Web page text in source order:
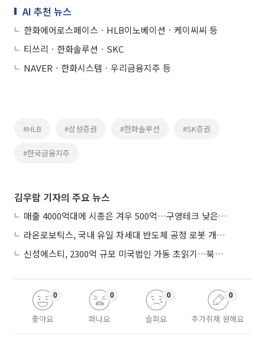
AI 추천 뉴스
한화에어로스페이스ㆍHLB이노베이션ㆍ케이씨씨 등
티쓰리ㆍ한화솔루션ㆍSKC
NAVERㆍ한화시스템ㆍ우리금융지주 등
#HLB #삼성증권 #한화솔루션 #SK증권
#한국금융지주
김우람 기자의 주요 뉴스
매출 4000억대에 시총은 겨우 500억…구영테크 낮은 몸값에 저가 승계 마무리
라온로보틱스, 국내 유일 차세대 반도체 공정 로봇 개발 ‘고객사 테스트 진행’
신성에스티, 2300억 규모 미국법인 가동 초읽기…북미 ESS 공략 본격화
좋아요
0
화나요
0
슬퍼요
0
추가취재 원해요
0